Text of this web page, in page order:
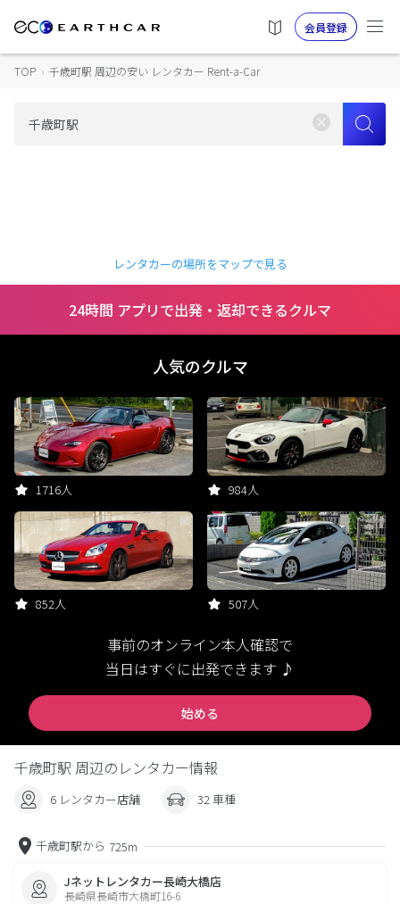
会員登録
TOP › 千歳町駅 周辺の安い レンタカー Rent-a-Car
レンタカーの場所をマップで見る
24時間 アプリで出発・返却できるクルマ
人気のクルマ
1716人 984人
852人 507人
事前のオンライン本人確認で
当日はすぐに出発できます ♪
始める
千歳町駅 周辺のレンタカー情報
6 レンタカー店舗 32 車種
千歳町駅から 725m
Jネットレンタカー長崎大橋店
長崎県長崎市大橋町16-6